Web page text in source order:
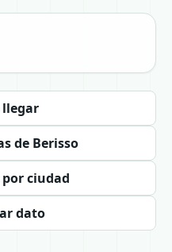
llegar
de Berisso
ciudad
dato